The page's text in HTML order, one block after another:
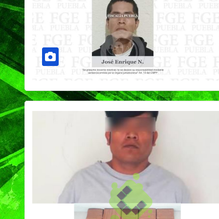
PORTADA TENDENCIA